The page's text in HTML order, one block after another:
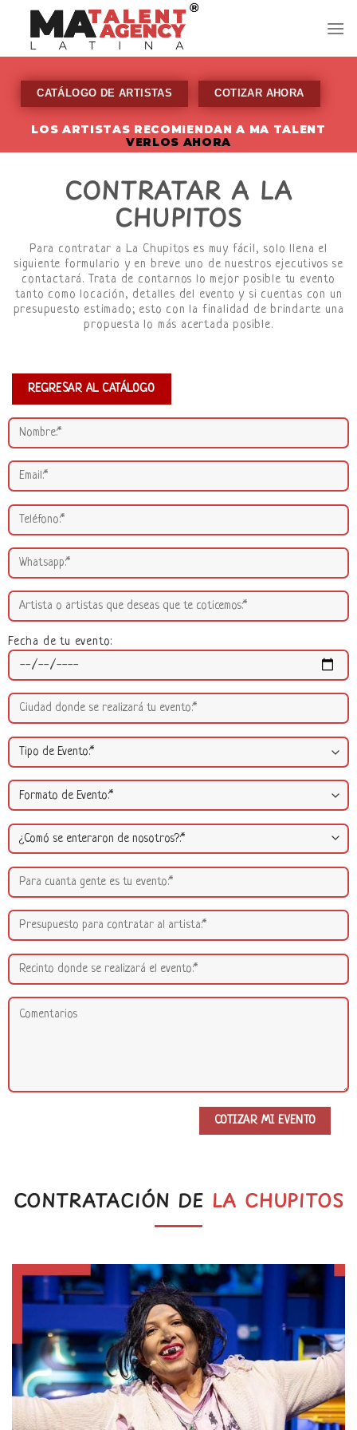
content
CATÁLOGO DE ARTISTAS COTIZAR AHORA
LOS ARTISTAS RECOMIENDAN A MA TALENT
VERLOS AHORA
CONTRATAR A LA
CHUPITOS
Para contratar a La Chupitos es muy fácil, solo llena el
siguiente formulario y en breve uno de nuestros ejecutivos se
contactará. Trata de contarnos lo mejor posible tu evento
tanto como locación, detalles del evento y si cuentas con un
presupuesto estimado; esto con la finalidad de brindarte una
propuesta lo más acertada posible.
REGRESAR AL CATÁLOGO
Fecha de tu evento:
CONTRATACIÓN DE LA CHUPITOS